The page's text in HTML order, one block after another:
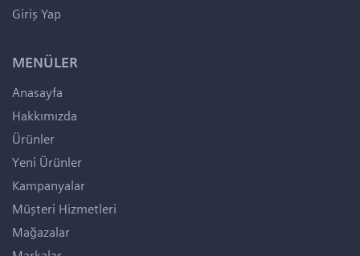
Giriş Yap
MENÜLER
Anasayfa
Hakkımızda
Ürünler
Yeni Ürünler
Kampanyalar
Müşteri Hizmetleri
Mağazalar